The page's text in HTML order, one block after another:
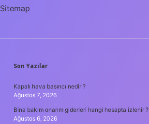
Sitemap
SIDEBAR
Son Yazılar
Kapalı hava basıncı nedir ?
Ağustos 7, 2026
Bina bakım onarım giderleri hangi hesapta izlenir ?
Ağustos 6, 2026